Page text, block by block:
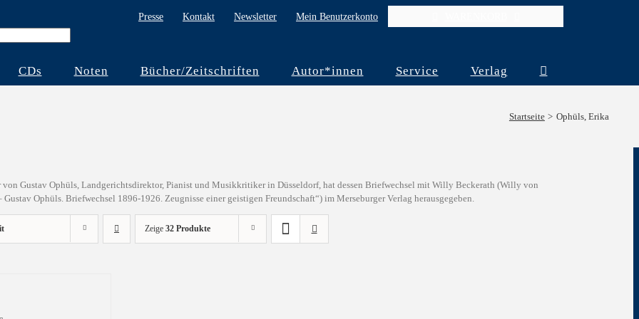
Presse Kontakt Newsletter Mein Benutzerkonto
CDs Noten Bücher/Zeitschriften Autor*innen Service Verlag
Startseite Ophüls, Erika
von Gustav Ophüls, Landgerichtsdirektor, Pianist und Musikkritiker in Düsseldorf, hat dessen Briefwechsel mit Willy Beckerath (Willy von
Gustav Ophüls. Briefwechsel 1896-1926. Zeugnisse einer geistigen Freundschaft“) im Merseburger Verlag herausgegeben.
Zeige 32 Produkte